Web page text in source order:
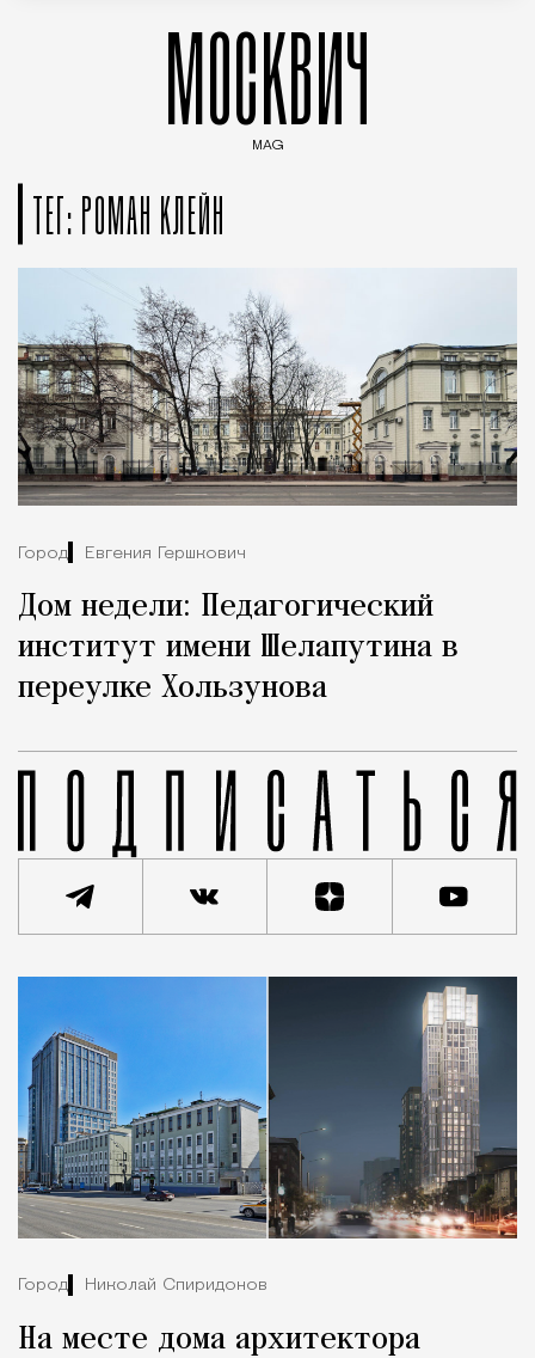
МОСКВИЧ
MAG
ТЕГ: РОМАН КЛЕЙН
Город Евгения Гершкович
Дом недели: Педагогический
институт имени Шелапутина в
переулке Хользунова
Город Николай Спиридонов
На месте дома архитектора